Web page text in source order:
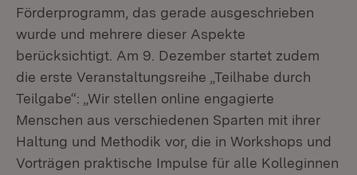
Förderprogramm, das gerade aus­ge­schrieben
wurde und mehrere dieser Aspekte
berücksichtigt. Am 9. Dezember startet zudem
die erste Veranstaltungsreihe „Teilhabe durch
Teilgabe“: „Wir stellen online engagierte
Menschen aus verschiedenen Sparten mit ihrer
Haltung und Methodik vor, die in Workshops und
Vorträgen praktische Impulse für alle Kolleginnen